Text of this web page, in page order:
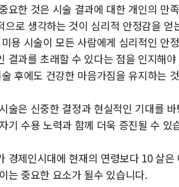
요한 것은 시술 결과에 대한 개인의 만
으로 생각하는 것이 심리적 안정감을 얻
용 시술이 모든 사람에게 심리적인 안
결과를 초래할 수 있다는 점을 인지해
후에도 건강한 마음가짐을 유지하는
술은 신중한 결정과 현실적인 기대를
기 수용 노력과 함께 더욱 증진될 수 있
경제인시대에 현재의 연령보다 10 살
는 중요한 요소가 될수 있습니다.